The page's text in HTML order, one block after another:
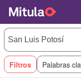
Filtros Palabras